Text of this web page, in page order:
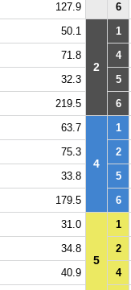
127.9 6
50.1
2
1
71.8
4
32.3
5
219.5 6
63.7
4
1
75.3
2
33.8
5
179.5 6
31.0
5
1
34.8
2
40.9
4